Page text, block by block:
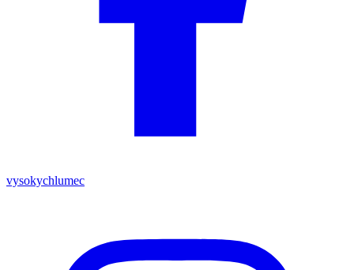
vysokychlumec